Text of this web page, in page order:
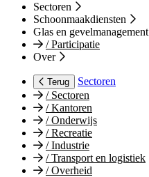
Sectoren
Schoonmaakdiensten
Glas en gevelmanagement
/Participatie
Over
Terug
Sectoren
/Sectoren
/Kantoren
/Onderwijs
/Recreatie
/Industrie
/Transport en logistiek
/Overheid